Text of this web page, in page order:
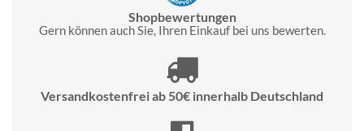
Shopbewertungen
Gern können auch Sie, Ihren Einkauf bei uns bewerten.
Versandkostenfrei ab 50€ innerhalb Deutschland